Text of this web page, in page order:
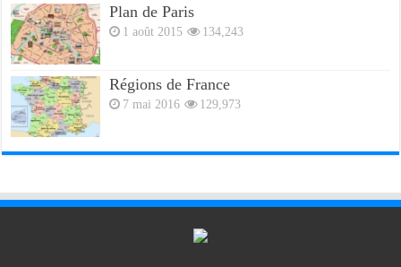
Plan de Paris
1 août 2015 134,243
Régions de France
7 mai 2016 129,973